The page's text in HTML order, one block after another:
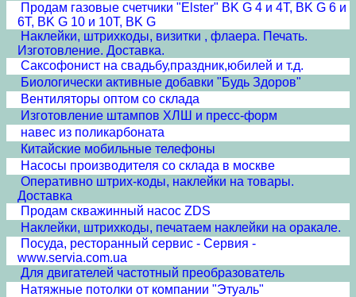
Продам газовые счетчики "Elster" BK G 4 и 4T, BK G 6 и
6T, BK G 10 и 10T, BK G
Наклейки, штрихкоды, визитки , флаера. Печать.
Изготовление. Доставка.
Cаксофонист на свадьбу,праздник,юбилей и т.д.
Биологически активные добавки "Будь Здоров"
Вентиляторы оптом со склада
Изготовление штампов ХЛШ и пресс-форм
навес из поликарбоната
Китайские мобильные телефоны
Насосы производителя со склада в москве
Оперативно штрих-коды, наклейки на товары.
Доставка
Продам скважинный насос ZDS
Наклейки, штрихкоды, печатаем наклейки на оракале.
Посуда, ресторанный сервис - Сервия -
www.servia.com.ua
Для двигателей частотный преобразователь
Натяжные потолки от компании "Этуаль"